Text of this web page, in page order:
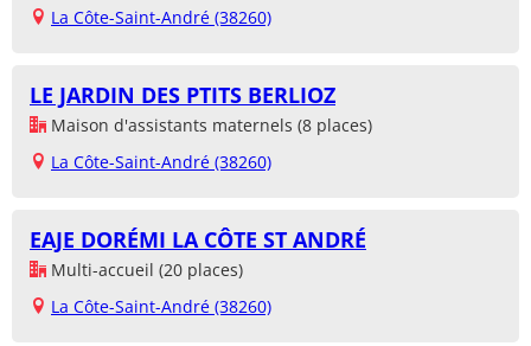
La Côte-Saint-André (38260)
LE JARDIN DES PTITS BERLIOZ
Maison d'assistants maternels (8 places)
La Côte-Saint-André (38260)
EAJE DORÉMI LA CÔTE ST ANDRÉ
Multi-accueil (20 places)
La Côte-Saint-André (38260)